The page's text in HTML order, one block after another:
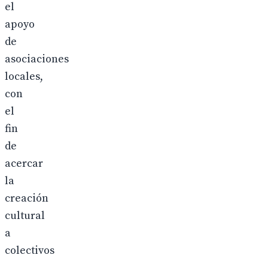
el
apoyo
de
asociaciones
locales,
con
el
fin
de
acercar
la
creación
cultural
a
colectivos